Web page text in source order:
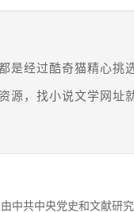
是经过酷奇猫精心挑
源，找小说文学网址
中共中央党史和文献研